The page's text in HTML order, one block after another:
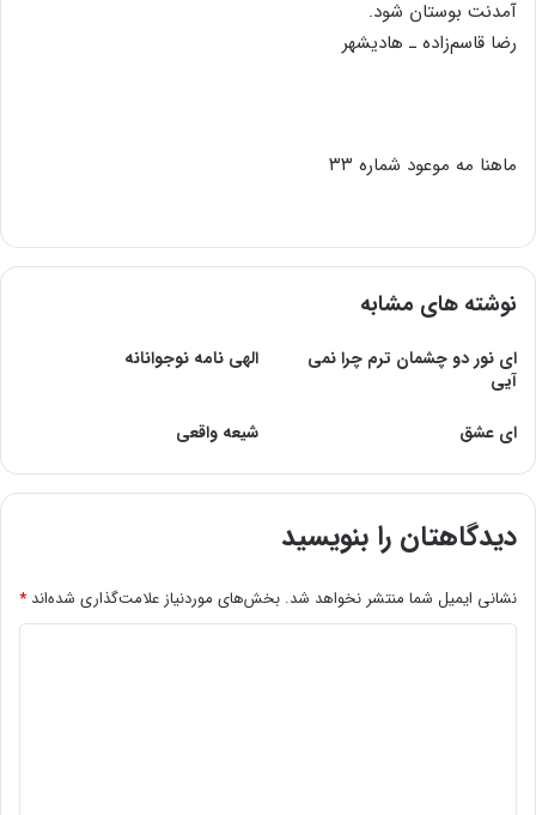
آمدنت‌ بوستان‌ شود.
رضا قاسم‌زاده‌ ـ هادیشهر
ماهنا مه موعود شماره‌ ۳۳
نوشته های مشابه
ای نور دو چشمان ترم چرا نمی
آیی
الهی نامه نوجوانانه
ای عشق شیعه واقعى
دیدگاهتان را بنویسید
نشانی ایمیل شما منتشر نخواهد شد. بخش‌های موردنیاز علامت‌گذاری شده‌اند *